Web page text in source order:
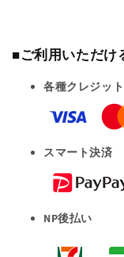
■ご利用いただけ
各種クレジッ
スマート決済
NP後払い